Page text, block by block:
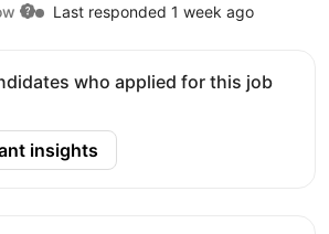
Last responded 1 week ago
who applied for this job
insights